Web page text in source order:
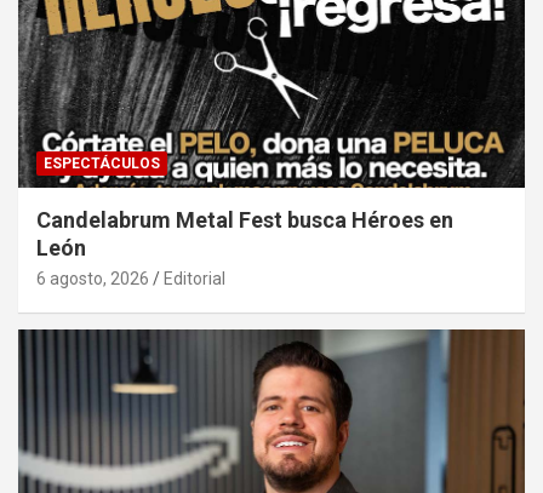
ESPECTÁCULOS
Candelabrum Metal Fest busca Héroes en
León
6 agosto, 2026 Editorial